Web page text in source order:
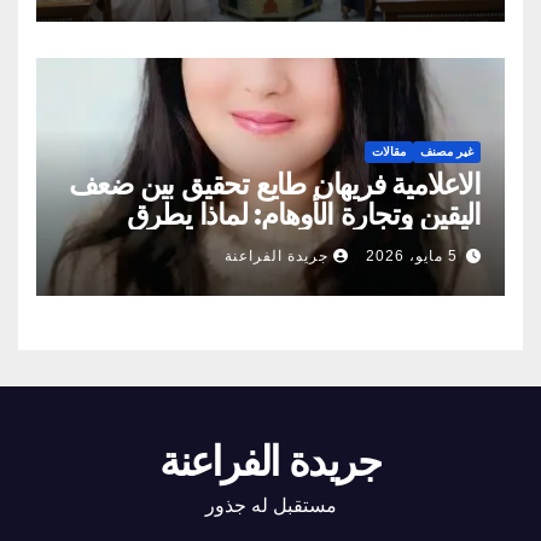
غير مصنف مقالات
الاعلامية فريهان طايع تحقيق بين ضعف
اليقين وتجارة الأوهام: لماذا يطرق
الناس أبواب المشعوذين
5 مايو، 2026 جريدة الفراعنة
جريدة الفراعنة
مستقبل له جذور